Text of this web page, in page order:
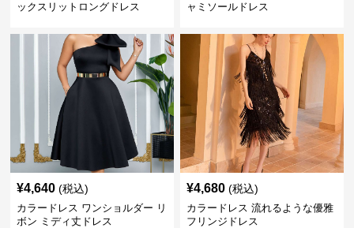
ックスリットロングドレス
ャミソールドレス
¥4,640 (税込)
カラードレス ワンショルダー リ
ボン ミディ丈ドレス
¥4,680 (税込)
カラードレス 流れるような優雅
フリンジドレス